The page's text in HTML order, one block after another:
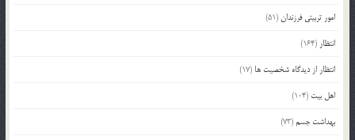
امور تربیتی فرزندان(51)
انتظار (164)
انتظار از دیدگاه شخصیت ها (17)
اهل بیت (104)
بهداشت جسم(73)